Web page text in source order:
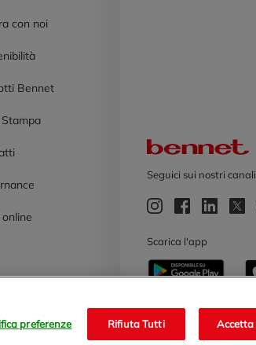
con noi
Bennet
Seguici sui nostri canali
Scarica l'app
preferenze Rifiuta Tutti